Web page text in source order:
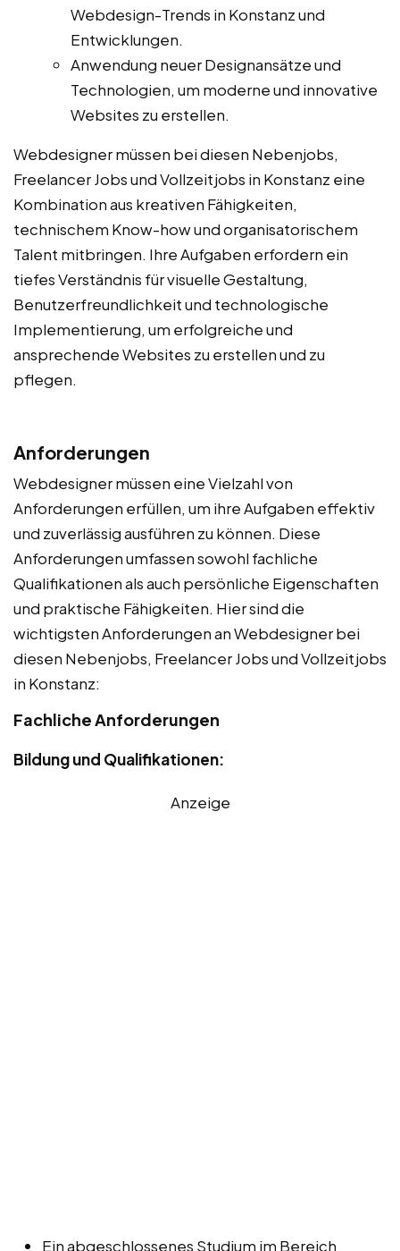
Webdesign-Trends in Konstanz und
Entwicklungen.
Anwendung neuer Designansätze und
Technologien, um moderne und innovative
Websites zu erstellen.
Webdesigner müssen bei diesen Nebenjobs,
Freelancer Jobs und Vollzeitjobs in Konstanz eine
Kombination aus kreativen Fähigkeiten,
technischem Know-how und organisatorischem
Talent mitbringen. Ihre Aufgaben erfordern ein
tiefes Verständnis für visuelle Gestaltung,
Benutzerfreundlichkeit und technologische
Implementierung, um erfolgreiche und
ansprechende Websites zu erstellen und zu
pflegen.
Anforderungen
Webdesigner müssen eine Vielzahl von
Anforderungen erfüllen, um ihre Aufgaben effektiv
und zuverlässig ausführen zu können. Diese
Anforderungen umfassen sowohl fachliche
Qualifikationen als auch persönliche Eigenschaften
und praktische Fähigkeiten. Hier sind die
wichtigsten Anforderungen an Webdesigner bei
diesen Nebenjobs, Freelancer Jobs und Vollzeitjobs
in Konstanz:
Fachliche Anforderungen
Bildung und Qualifikationen:
Anzeige
Ein abgeschlossenes Studium im Bereich